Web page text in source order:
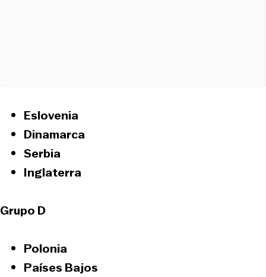
Eslovenia
Dinamarca
Serbia
Inglaterra
Grupo D
Polonia
Países Bajos